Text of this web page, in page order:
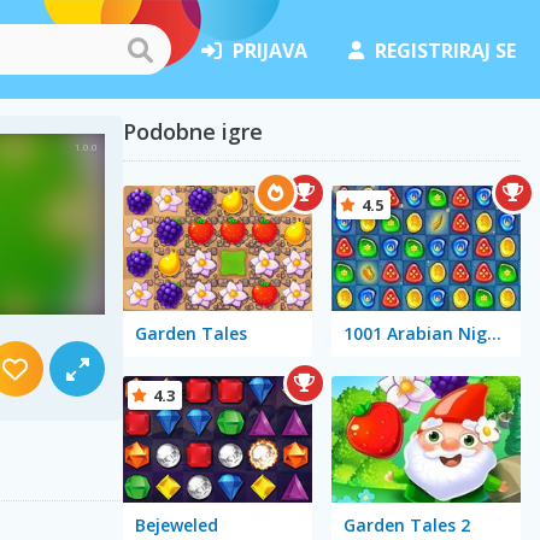
PRIJAVA REGISTRIRAJ SE
Podobne igre
Garden Tales 1001 Arabian Nights
4.5
Bejeweled
4.3
Garden Tales 2